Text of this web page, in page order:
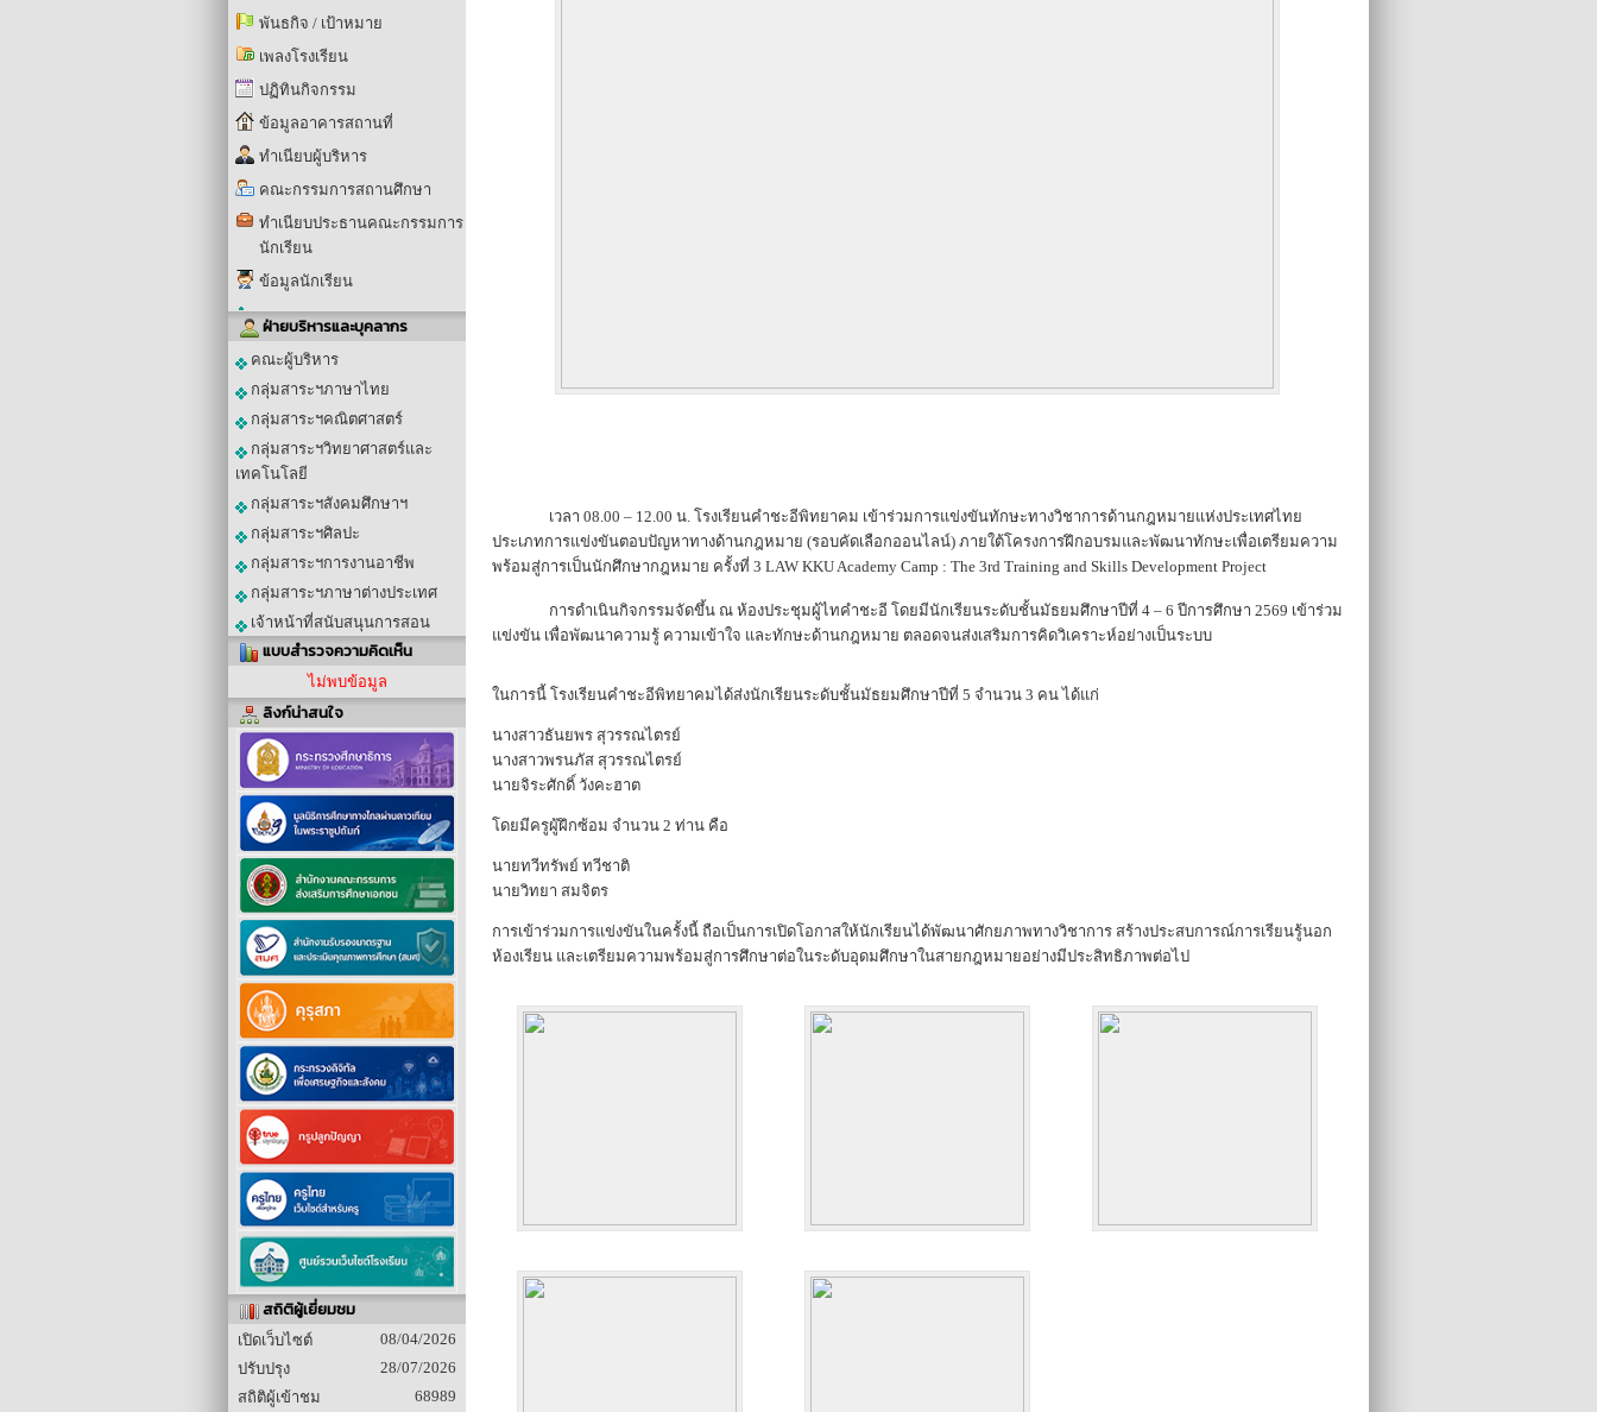
พันธกิจ / เป้าหมาย
เพลงโรงเรียน
ปฏิทินกิจกรรม
ข้อมูลอาคารสถานที่
ทำเนียบผู้บริหาร
คณะกรรมการสถานศึกษา
ทำเนียบประธานคณะกรรมการ
นักเรียน
ข้อมูลนักเรียน
ฝ่ายบริหารและบุคลากร
คณะผู้บริหาร
กลุ่มสาระฯภาษาไทย
กลุ่มสาระฯคณิตศาสตร์
กลุ่มสาระฯวิทยาศาสตร์และ
เทคโนโลยี
กลุ่มสาระฯสังคมศึกษาฯ
กลุ่มสาระฯศิลปะ
กลุ่มสาระฯการงานอาชีพ
กลุ่มสาระฯภาษาต่างประเทศ
เจ้าหน้าที่สนับสนุนการสอน
แบบสำรวจความคิดเห็น
ไม่พบข้อมูล
ลิงก์น่าสนใจ
สถิติผู้เยี่ยมชม
เปิดเว็บไซต์
08/04/2026
ปรับปรุง
28/07/2026
สถิติผู้เข้าชม
68989
ประเภทการแข่งขันตอบปัญหาทางด้านกฎหมาย (รอบคัดเลือกออนไลน์) ภายใต้โครงการฝึกอบรมและพัฒนาทักษะเพื่อเตรียมความ
พร้อมสู่การเป็นนักศึกษากฎหมาย ครั้งที่ 3 LAW KKU Academy Camp : The 3rd Training and Skills Development Project
แข่งขัน เพื่อพัฒนาความรู้ ความเข้าใจ และทักษะด้านกฎหมาย ตลอดจนส่งเสริมการคิดวิเคราะห์อย่างเป็นระบบ
ในการนี้ โรงเรียนคำชะอีพิทยาคมได้ส่งนักเรียนระดับชั้นมัธยมศึกษาปีที่ 5 จำนวน 3 คน ได้แก่
นางสาวธันยพร สุวรรณไตรย์
นางสาวพรนภัส สุวรรณไตรย์
นายจิระศักดิ์ วังคะฮาต
โดยมีครูผู้ฝึกซ้อม จำนวน 2 ท่าน คือ
นายทวีทรัพย์ ทวีชาติ
นายวิทยา สมจิตร
การเข้าร่วมการแข่งขันในครั้งนี้ ถือเป็นการเปิดโอกาสให้นักเรียนได้พัฒนาศักยภาพทางวิชาการ สร้างประสบการณ์การเรียนรู้นอก
ห้องเรียน และเตรียมความพร้อมสู่การศึกษาต่อในระดับอุดมศึกษาในสายกฎหมายอย่างมีประสิทธิภาพต่อไป